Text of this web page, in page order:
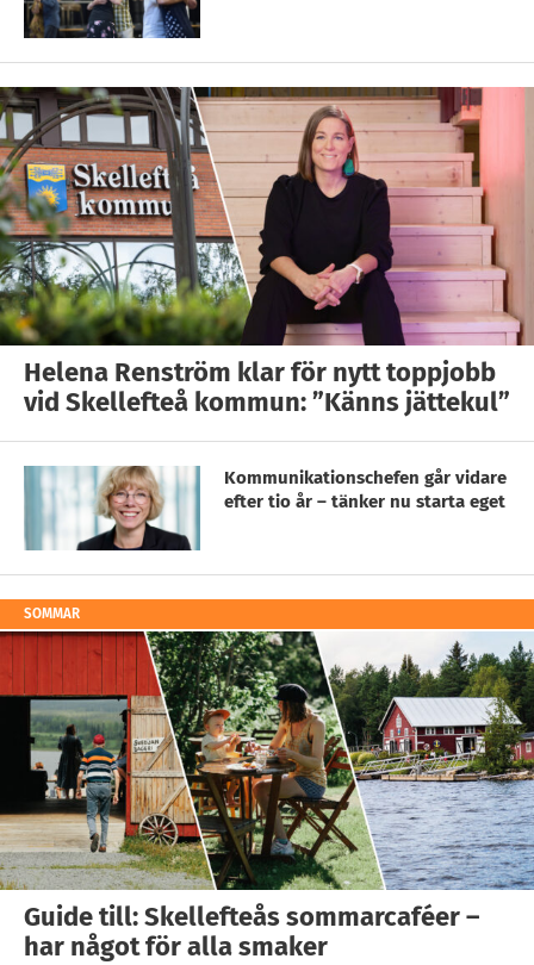
Helena Renström klar för nytt toppjobb
vid Skellefteå kommun: ”Känns jättekul”
Kommunikationschefen går vidare
efter tio år – tänker nu starta eget
SOMMAR
Guide till: Skellefteås sommarcaféer –
har något för alla smaker